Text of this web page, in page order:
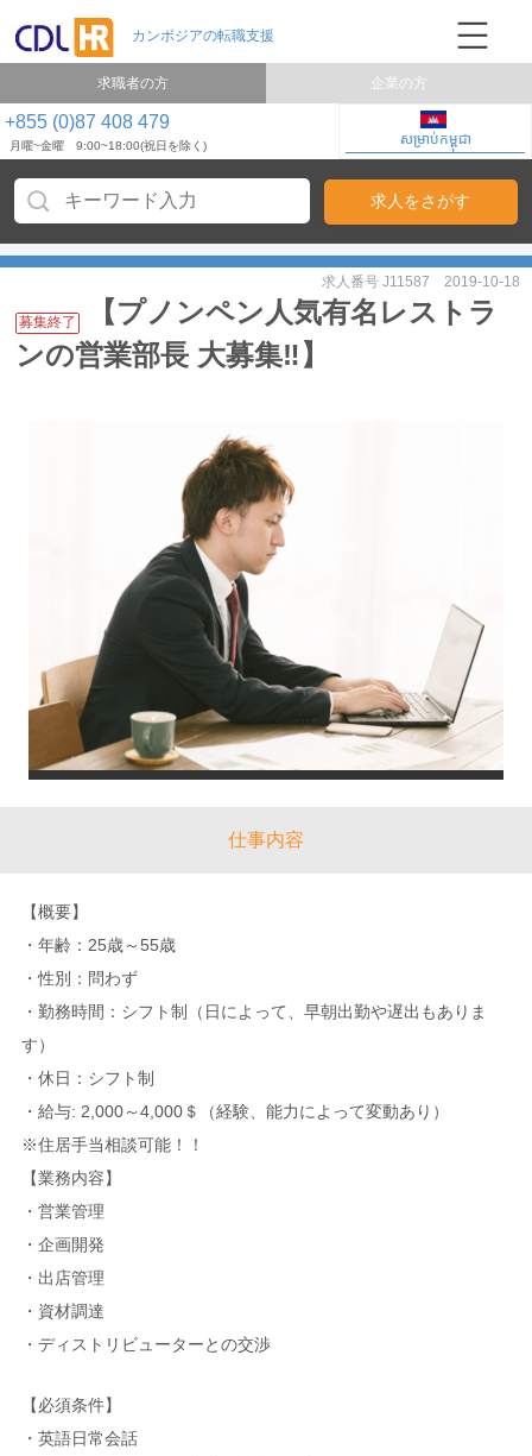
+855 (0)87 408 479
月曜~金曜 9:00~18:00(祝日を除く) សម្រាប់កម្ពុជា
求職者の方 企業の方
募集終了
【プノンペン人気有名レストラ
ンの営業部長 大募集‼】
求人番号 J11587 2019-10-18
仕事内容
【概要】
・年齢：25歳～55歳
・性別：問わず
・勤務時間：シフト制（日によって、早朝出勤や遅出もありま
す）
・休日：シフト制
・給与: 2,000～4,000＄（経験、能力によって変動あり）
※住居手当相談可能！！
【業務内容】
・営業管理
・企画開発
・出店管理
・資材調達
・ディストリビューターとの交渉
【必須条件】
・英語日常会話